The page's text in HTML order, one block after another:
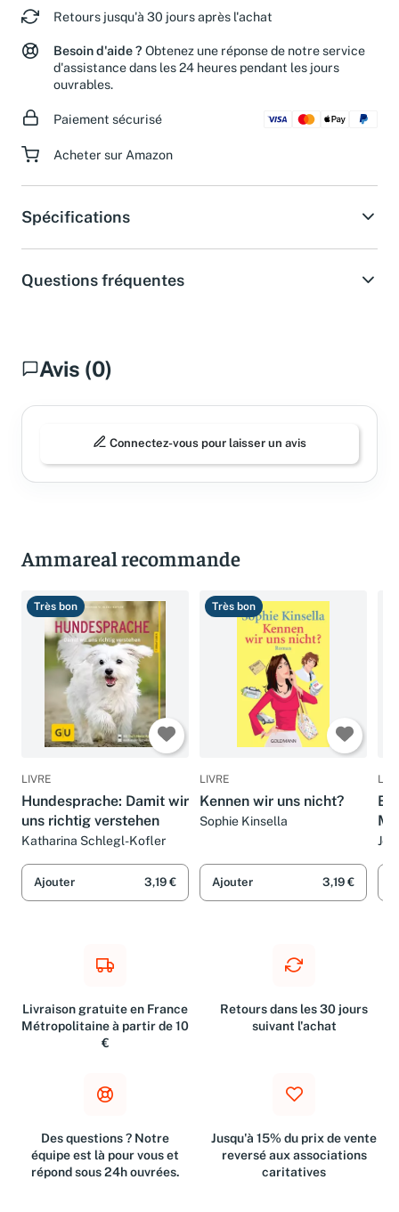
Retours jusqu'à 30 jours après l'achat
Besoin d'aide ? Obtenez une réponse de notre service
d'assistance dans les 24 heures pendant les jours
ouvrables.
Paiement sécurisé
Acheter sur Amazon
Spécifications
Questions fréquentes
Avis (0)
Connectez-vous pour laisser un avis
Ammareal recommande
Très bon
LIVRE
Hundesprache: Damit wir
uns richtig verstehen
Katharina Schlegl-Kofler
Ajouter 3,19 €
Très bon
LIVRE
Kennen wir uns nicht?
Sophie Kinsella
Ajouter 3,19 €
Livraison gratuite en France
Métropolitaine à partir de 10
€
Retours dans les 30 jours
suivant l'achat
Des questions ? Notre
équipe est là pour vous et
répond sous 24h ouvrées.
Jusqu'à 15% du prix de vente
reversé aux associations
caritatives